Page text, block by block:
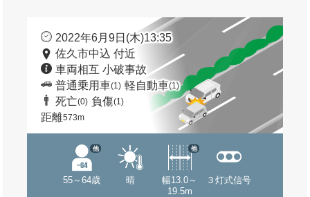
2022年6月9日(木)13:35
佐久市中込 付近
車両相互 小破事故
普通乗用車(1) 軽自動車(1)
死亡(0) 負傷(1)
距離573m
55～64歳
他
晴
幅13.0～
19.5m
他
３灯式信号